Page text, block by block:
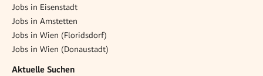
Jobs in Eisenstadt
Jobs in Amstetten
Jobs in Wien (Floridsdorf)
Jobs in Wien (Donaustadt)
Aktuelle Suchen